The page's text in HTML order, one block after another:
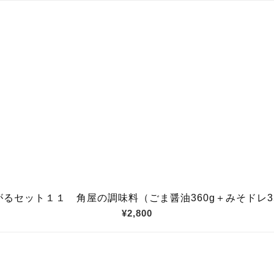
るセット１１ 角屋の調味料（ごま醤油360g＋みそドレ
¥2,800